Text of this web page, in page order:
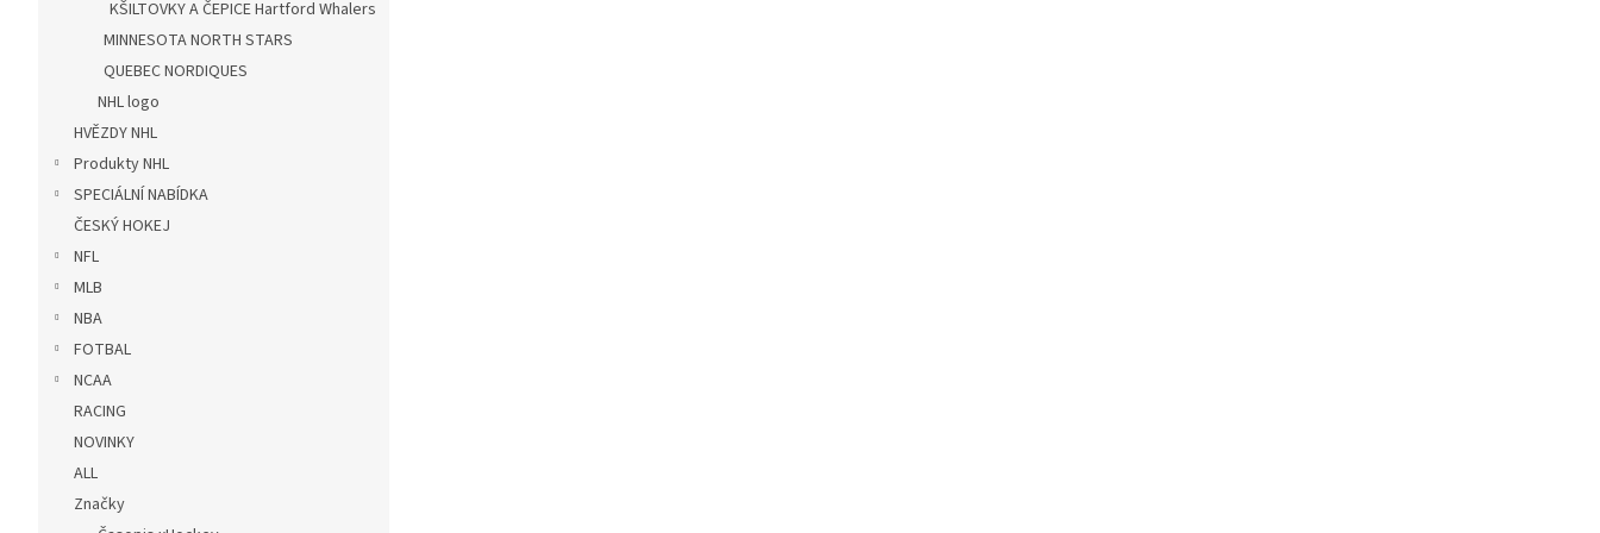
KŠILTOVKY A ČEPICE Hartford Whalers
MINNESOTA NORTH STARS
QUEBEC NORDIQUES
NHL logo
HVĚZDY NHL
Produkty NHL
SPECIÁLNÍ NABÍDKA
ČESKÝ HOKEJ
NFL
MLB
NBA
FOTBAL
NCAA
RACING
NOVINKY
ALL
Značky